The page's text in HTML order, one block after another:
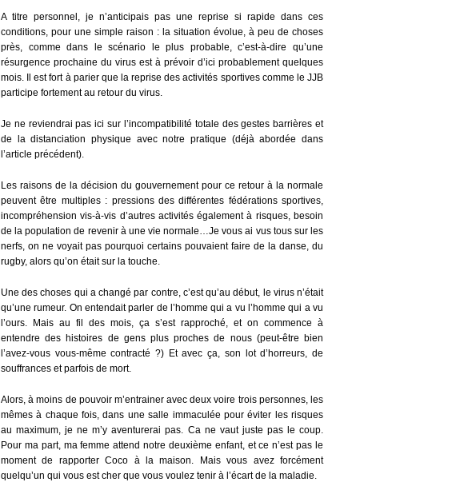
A titre personnel, je n’anticipais pas une reprise si rapide dans ces
conditions, pour une simple raison : la situation évolue, à peu de choses
près, comme dans le scénario le plus probable, c’est-à-dire qu’une
résurgence prochaine du virus est à prévoir d’ici probablement quelques
mois. Il est fort à parier que la reprise des activités sportives comme le JJB
participe fortement au retour du virus.
Je ne reviendrai pas ici sur l’incompatibilité totale des gestes barrières et
de la distanciation physique avec notre pratique (déjà abordée dans
l’article précédent).
Les raisons de la décision du gouvernement pour ce retour à la normale
peuvent être multiples : pressions des différentes fédérations sportives,
incompréhension vis-à-vis d’autres activités également à risques, besoin
de la population de revenir à une vie normale…Je vous ai vus tous sur les
nerfs, on ne voyait pas pourquoi certains pouvaient faire de la danse, du
rugby, alors qu’on était sur la touche.
Une des choses qui a changé par contre, c’est qu’au début, le virus n’était
qu’une rumeur. On entendait parler de l’homme qui a vu l’homme qui a vu
l’ours. Mais au fil des mois, ça s’est rapproché, et on commence à
entendre des histoires de gens plus proches de nous (peut-être bien
l’avez-vous vous-même contracté ?) Et avec ça, son lot d’horreurs, de
souffrances et parfois de mort.
Alors, à moins de pouvoir m’entrainer avec deux voire trois personnes, les
mêmes à chaque fois, dans une salle immaculée pour éviter les risques
au maximum, je ne m’y aventurerai pas. Ca ne vaut juste pas le coup.
Pour ma part, ma femme attend notre deuxième enfant, et ce n’est pas le
moment de rapporter Coco à la maison. Mais vous avez forcément
quelqu’un qui vous est cher que vous voulez tenir à l’écart de la maladie.